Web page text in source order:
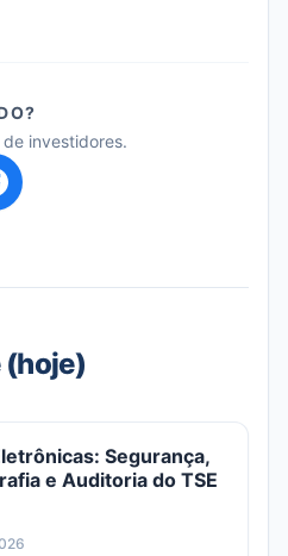
investidores.
(hoje)
Segurança,
e Auditoria do TSE